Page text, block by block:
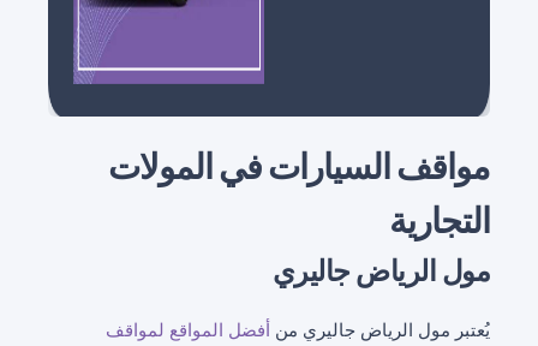
مواقف السيارات في المولات
التجارية
مول الرياض جاليري
يُعتبر مول الرياض جاليري من أفضل المواقع لمواقف